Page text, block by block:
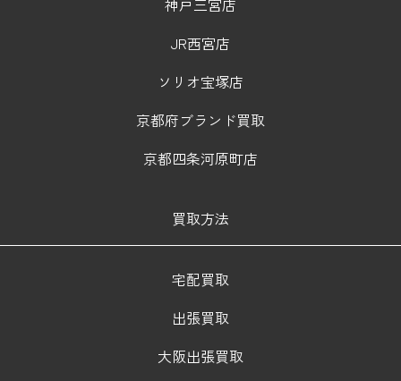
神戸三宮店
JR西宮店
ソリオ宝塚店
京都府ブランド買取
京都四条河原町店
買取方法
宅配買取
出張買取
大阪出張買取